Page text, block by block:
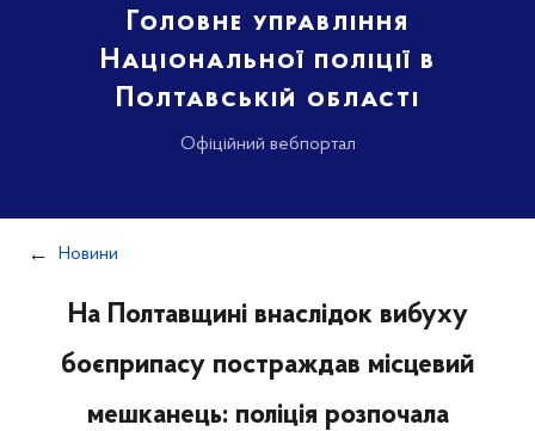
Головне управління
Національної поліції в
Полтавській області
Офіційний вебпортал
Новини
На Полтавщині внаслідок вибуху
боєприпасу постраждав місцевий
мешканець: поліція розпочала